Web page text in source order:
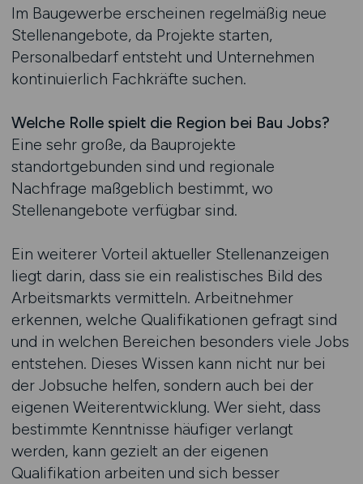
Im Baugewerbe erscheinen regelmäßig neue
Stellenangebote, da Projekte starten,
Personalbedarf entsteht und Unternehmen
kontinuierlich Fachkräfte suchen.
Welche Rolle spielt die Region bei Bau Jobs?
Eine sehr große, da Bauprojekte
standortgebunden sind und regionale
Nachfrage maßgeblich bestimmt, wo
Stellenangebote verfügbar sind.
Ein weiterer Vorteil aktueller Stellenanzeigen
liegt darin, dass sie ein realistisches Bild des
Arbeitsmarkts vermitteln. Arbeitnehmer
erkennen, welche Qualifikationen gefragt sind
und in welchen Bereichen besonders viele Jobs
entstehen. Dieses Wissen kann nicht nur bei
der Jobsuche helfen, sondern auch bei der
eigenen Weiterentwicklung. Wer sieht, dass
bestimmte Kenntnisse häufiger verlangt
werden, kann gezielt an der eigenen
Qualifikation arbeiten und sich besser